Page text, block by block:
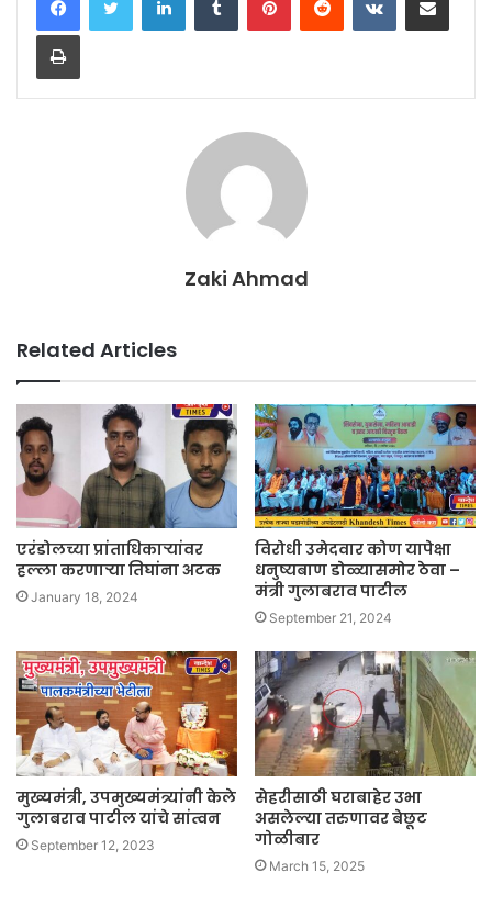
Print
Zaki Ahmad
Related Articles
एरंडोलच्या प्रांताधिकाऱ्यांवर
हल्ला करणाऱ्या तिघांना अटक
January 18, 2024
विरोधी उमेदवार कोण यापेक्षा
धनुष्यबाण डोळ्यासमोर ठेवा –
मंत्री गुलाबराव पाटील
September 21, 2024
मुख्यमंत्री, उपमुख्यमंत्र्यांनी केले
गुलाबराव पाटील यांचे सांत्वन
September 12, 2023
सेहरीसाठी घराबाहेर उभा
असलेल्या तरुणावर बेछूट
गोळीबार
March 15, 2025